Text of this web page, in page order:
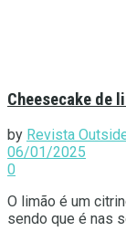
Cheesecake de
by Revista
06/01/2025
0
O limão é um
sendo que é nas